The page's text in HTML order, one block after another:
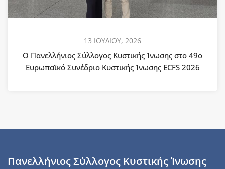
13 ΙΟΥΛΙΟΥ, 2026
Ο Πανελλήνιος Σύλλογος Κυστικής Ίνωσης στο 49ο
Ευρωπαϊκό Συνέδριο Κυστικής Ίνωσης ECFS 2026
Πανελλήνιος Σύλλογος Κυστικής Ίνωσης